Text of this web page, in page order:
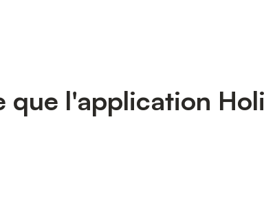
que l'application